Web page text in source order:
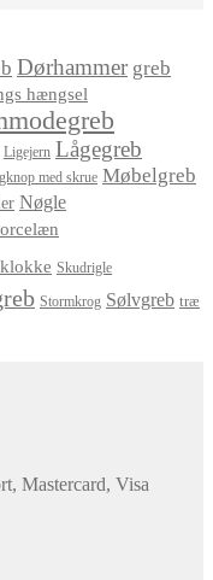
Dørhammer greb
hængsel
Ligejern Lågegreb
med skrue Møbelgreb
Nøgle
Skudrigle
Stormkrog Sølvgreb træ